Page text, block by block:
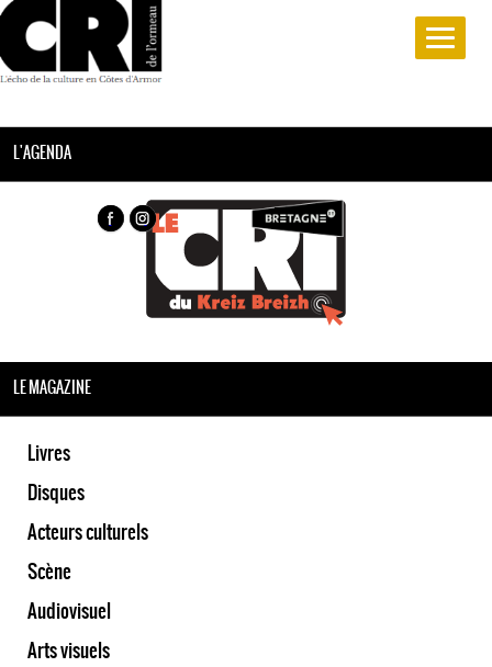
L'AGENDA
LE MAGAZINE
Livres
Disques
Acteurs culturels
Scène
Audiovisuel
Arts visuels